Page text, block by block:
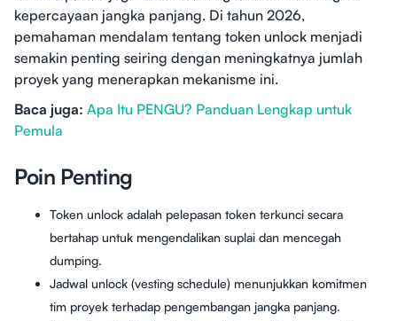
kepercayaan jangka panjang. Di tahun 2026,
pemahaman mendalam tentang token unlock menjadi
semakin penting seiring dengan meningkatnya jumlah
proyek yang menerapkan mekanisme ini.
Baca juga: Apa Itu PENGU? Panduan Lengkap untuk
Pemula
Poin Penting
Token unlock adalah pelepasan token terkunci secara
bertahap untuk mengendalikan suplai dan mencegah
dumping.
Jadwal unlock (vesting schedule) menunjukkan komitmen
tim proyek terhadap pengembangan jangka panjang.